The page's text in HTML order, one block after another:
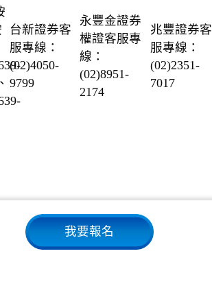
、
台新證券客
服專線：
(02)4050-
9799
永豐金證券
權證客服專
線：
(02)8951-
2174
兆豐證券客
服專線：
(02)2351-
7017
我要報名